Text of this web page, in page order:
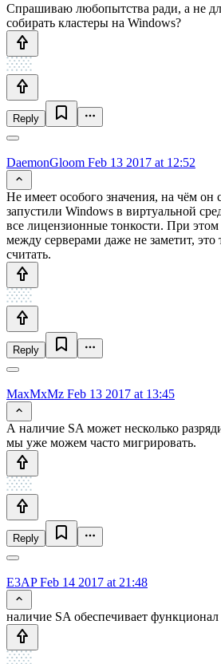
Спрашиваю любопытства ради, а не
собирать кластеры на Windows?
Reply
DaemonGloom Feb 13 2017 at 12:52
Не имеет особого значения, на чём
запустили Windows в виртуальной
все лицензионные тонкости. При этом
между серверами даже не заметит, это
считать.
Reply
MaxMxMz Feb 13 2017 at 13:45
А наличие SA может несколько
мы уже можем часто мигрировать.
Reply
E3APFeb 14 2017 at 21:48
наличие SA обеспечивает